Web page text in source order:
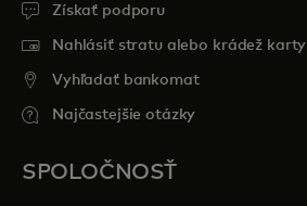
Získať podporu
Nahlásiť stratu alebo krádež karty
Vyhľadať bankomat
Najčastejšie otázky
SPOLOČNOSŤ